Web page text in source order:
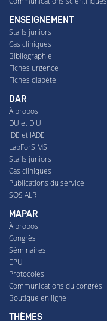
ENSEIGNEMENT
Staffs juniors
Cas cliniques
Bibliographie
Fiches urgence
Fiches diabète
DAR
À propos
DU et DIU
IDE et IADE
LabForSIMS
Staffs juniors
Cas cliniques
Publications du service
SOS ALR
MAPAR
À propos
Congrès
Séminaires
EPU
Protocoles
Communications du congrès
Boutique en ligne
THÈMES